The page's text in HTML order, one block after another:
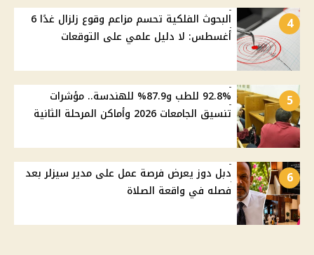
4
البحوث الفلكية تحسم مزاعم وقوع زلزال غدًا 6
أغسطس: لا دليل علمي على التوقعات
5
92.8% للطب و87.9% للهندسة.. مؤشرات
تنسيق الجامعات 2026 وأماكن المرحلة الثانية
6
دبل دوز يعرض فرصة عمل على مدير سيزلر بعد
فصله في واقعة الصلاة